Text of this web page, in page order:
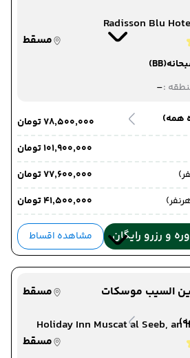
همه)
Radisson Blu
مسقط
(BB)
:
-
۷۸٬۵۰۰٬۰۰۰ تومان
۱۰۱٬۹۰۰٬۰۰۰ تومان
۷۷٬۶۰۰٬۰۰۰ تومان
۴۱٬۵۰۰٬۰۰۰ تومان
و رزرو رایگان مشاهده اقساط
السیب موسکات
مسقط
Holiday Inn Muscat al Seeb, an
مسقط